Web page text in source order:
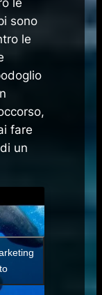
le
sono
le
fare
un